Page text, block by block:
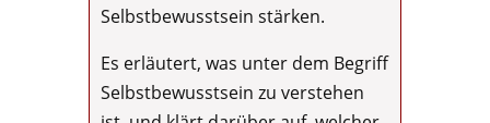
Selbstbewusstsein stärken.
Es erläutert, was unter dem Begriff
Selbstbewusstsein zu verstehen